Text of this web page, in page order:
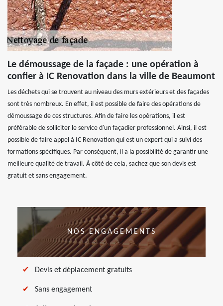
Le démoussage de la façade : une opération à
confier à IC Renovation dans la ville de Beaumont
Les déchets qui se trouvent au niveau des murs extérieurs et des façades
sont très nombreux. En effet, il est possible de faire des opérations de
démoussage de ces structures. Afin de faire les opérations, il est
préférable de solliciter le service d'un façadier professionnel. Ainsi, il est
possible de faire appel à IC Renovation qui est un expert qui a suivi des
formations spécifiques. Par conséquent, il a la possibilité de garantir une
meilleure qualité de travail. À côté de cela, sachez que son devis est
gratuit et sans engagement.
NOS ENGAGEMENTS
Devis et déplacement gratuits
Sans engagement